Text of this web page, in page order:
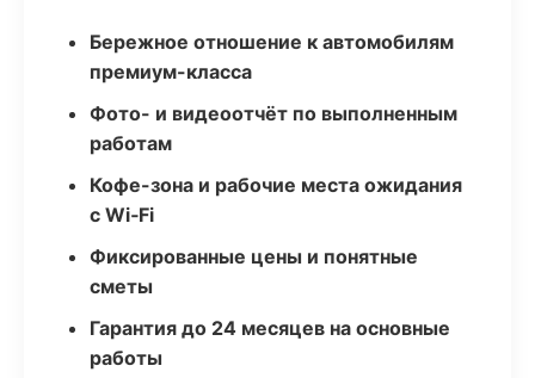
Бережное отношение к автомобилям
премиум-класса
Фото- и видеоотчёт по выполненным
работам
Кофе-зона и рабочие места ожидания
с Wi‑Fi
Фиксированные цены и понятные
сметы
Гарантия до 24 месяцев на основные
работы